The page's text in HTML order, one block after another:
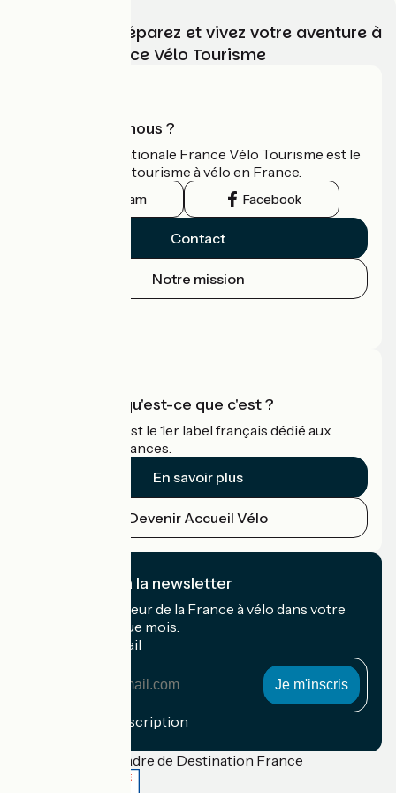
Choisissez, préparez et vivez votre aventure à
vélo avec France Vélo Tourisme
Qui sommes-nous ?
L'association nationale France Vélo Tourisme est le
guide officiel du tourisme à vélo en France.
Instagram Facebook
Contact
Notre mission
Accueil Vélo qu'est-ce que c'est ?
Accueil Vélo c'est le 1er label français dédié aux
cyclistes en vacances.
En savoir plus
Devenir Accueil Vélo
Je m'abonne à la newsletter
Recevez le meilleur de la France à vélo dans votre
boîte mail chaque mois.
Mon adresse mail
Conditions d'inscription
Financé dans le cadre de Destination France